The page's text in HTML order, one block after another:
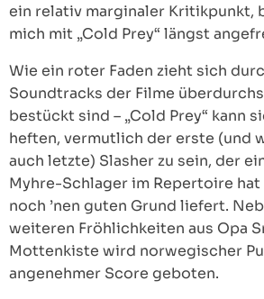
ein relativ marginaler Kritikpunkt,
mich mit „Cold Prey“ längst
Wie ein roter Faden zieht sich
Soundtracks der Filme
bestückt sind – „Cold Prey“ kann
heften, vermutlich der erste (und
auch letzte) Slasher zu sein, der
Myhre-Schlager im Repertoire
noch ’nen guten Grund liefert.
weiteren Fröhlichkeiten aus Opa
Mottenkiste wird norwegischer
angenehmer Score geboten.